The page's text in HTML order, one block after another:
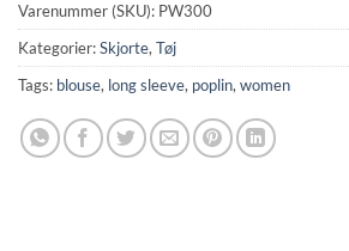
Varenummer (SKU): PW300
Kategorier:Skjorte, Tøj
Tags: blouse, long sleeve, poplin, women